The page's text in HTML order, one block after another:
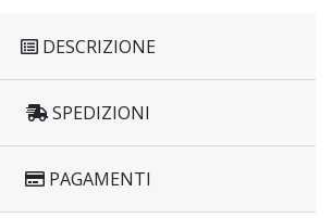
DESCRIZIONE
SPEDIZIONI
PAGAMENTI